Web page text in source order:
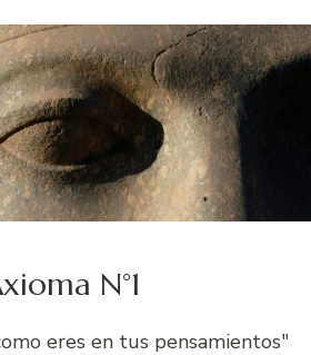
N°1
eres en tus pensamientos"